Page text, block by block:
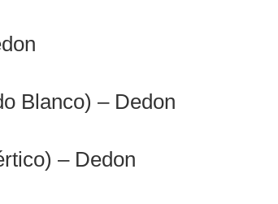
Blanco) – Dedon
– Dedon